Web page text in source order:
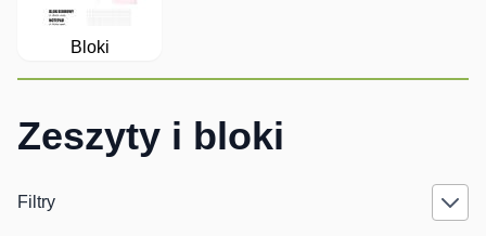
Bloki
Zeszyty i bloki
Filtry